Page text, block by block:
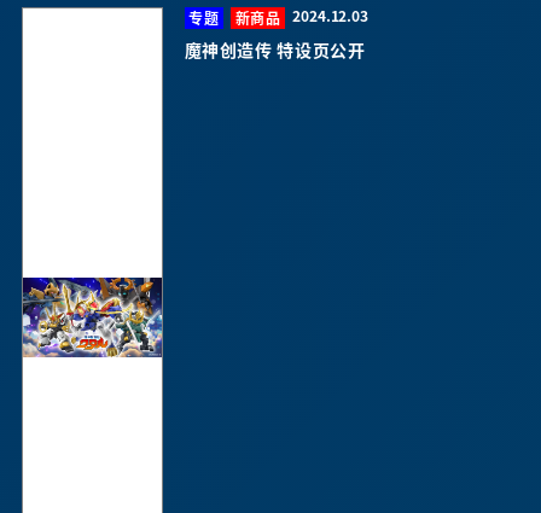
专题 新商品 2024.12.03
魔神创造传 特设页公开